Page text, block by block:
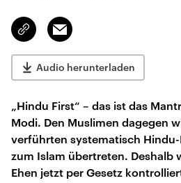
Link
kopieren/teilen
Email
Audio herunterladen
„Hindu First“ – das ist das
Modi. Den Muslimen dagegen
verführten systematisch
zum Islam übertreten. Deshalb
Ehen jetzt per Gesetz